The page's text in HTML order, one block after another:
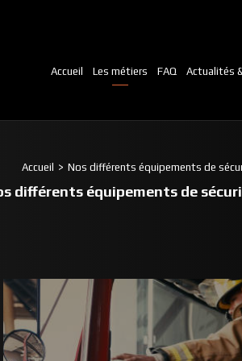
Accueil Les métiers FAQ Actualités
Accueil Nos différents équipements de
différents équipements de